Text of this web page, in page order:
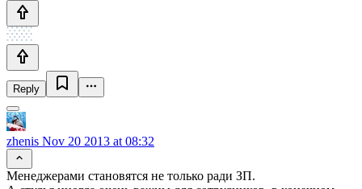
Reply
zhenis Nov 20 2013 at 08:32
Менеджерами становятся не только ради ЗП.